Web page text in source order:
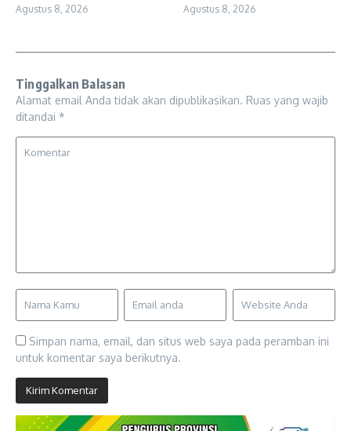
Agustus 8, 2026 Agustus 8, 2026
Tinggalkan Balasan
Alamat email Anda tidak akan dipublikasikan. Ruas yang wajib
ditandai *
Simpan nama, email, dan situs web saya pada peramban ini
untuk komentar saya berikutnya.